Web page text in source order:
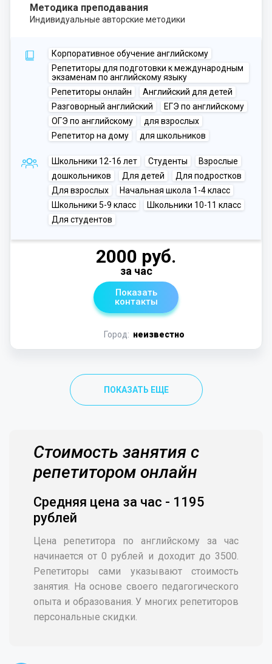
Методика преподавания
Индивидуальные авторские методики
Корпоративное обучение английскому
Репетиторы для подготовки к международным
экзаменам по английскому языку
Репетиторы онлайн
Английский для детей
Разговорный английский
ЕГЭ по английскому
ОГЭ по английскому
для взрослых
Репетитор на дому
для школьников
Школьники 12-16 лет Студенты
Взрослые
дошкольников
Для детей
Для подростков
Для взрослых
Начальная школа 1-4 класс
Школьники 5-9 класс
Школьники 10-11 класс
Для студентов
Город: неизвестно
2000 руб.
за час
Показать
контакты
ПОКАЗАТЬ ЕЩЕ
Стоимость занятия с
репетитором онлайн
Средняя цена за час - 1195
рублей
Цена репетитора по английскому за час
начинается от 0 рублей и доходит до 3500.
Репетиторы сами указывают стоимость
занятия. На основе своего педагогического
опыта и образования. У многих репетиторов
персональные скидки.